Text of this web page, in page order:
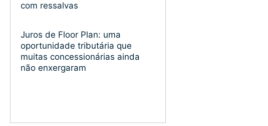
com ressalvas
Juros de Floor Plan: uma
oportunidade tributária que
muitas concessionárias ainda
não enxergaram